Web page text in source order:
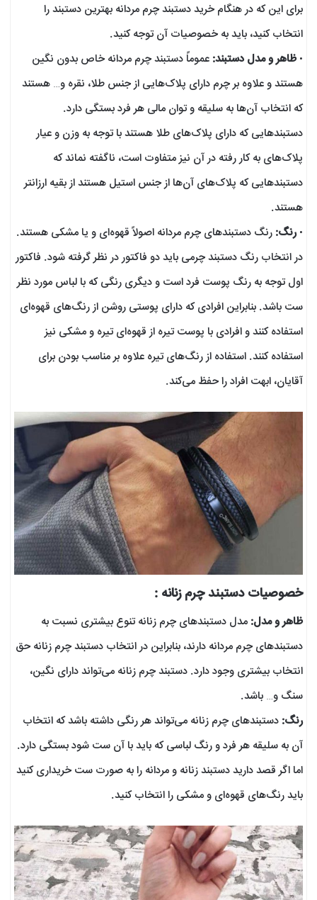
برای این که در هنگام خرید دستبند چرم مردانه بهترین دستبند را
انتخاب کنید، باید به خصوصیات آن توجه کنید.
•ظاهر و مدل دستبند: عموماً دستبند چرم مردانه خاص بدون نگین
هستند و علاوه بر چرم دارای پلاک‌هایی از جنس طلا، نقره و… هستند
که انتخاب آن‌ها به سلیقه و توان مالی هر فرد بستگی دارد.
دستبند‌هایی که دارای پلاک‌های طلا هستند با توجه به وزن و عیار
پلاک‌های به کار رفته در آن نیز متفاوت است، ناگفته نماند که
دستبند‌هایی که پلاک‌های آن‌ها از جنس استیل هستند از بقیه ارزانتر
هستند.
•رنگ: رنگ دستبند‌های چرم مردانه اصولاً قهوه‌ای و یا مشکی هستند.
در انتخاب رنگ دستبند چرمی باید دو فاکتور در نظر گرفته شود. فاکتور
اول توجه به رنگ پوست فرد است و دیگری رنگی که با لباس مورد نظر
ست باشد. بنابراین افرادی که دارای پوستی روشن از رنگ‌های قهوه‌ای
استفاده کنند و افرادی با پوست تیره از قهوه‌ای تیره و مشکی نیز
استفاده کنند. استفاده از رنگ‌های تیره علاوه بر مناسب بودن برای
آقایان، ابهت افراد را حفظ می‌کند.
خصوصیات دستبند چرم زنانه :
ظاهر و مدل: مدل دستبند‌های چرم زنانه تنوع بیشتری نسبت به
دستبند‌های چرم مردانه دارند، بنابراین در انتخاب دستبند چرم زنانه حق
انتخاب بیشتری وجود دارد. دستبند چرم زنانه می‌تواند دارای نگین،
سنگ و… باشد.
رنگ: دستبند‌های چرم زنانه می‌تواند هر رنگی داشته باشد که انتخاب
آن به سلیقه هر فرد و رنگ لباسی که باید با آن ست شود بستگی دارد.
اما اگر قصد دارید دستبند زنانه و مردانه را به صورت ست خریداری کنید
باید رنگ‌های قهوه‌ای و مشکی را انتخاب کنید.